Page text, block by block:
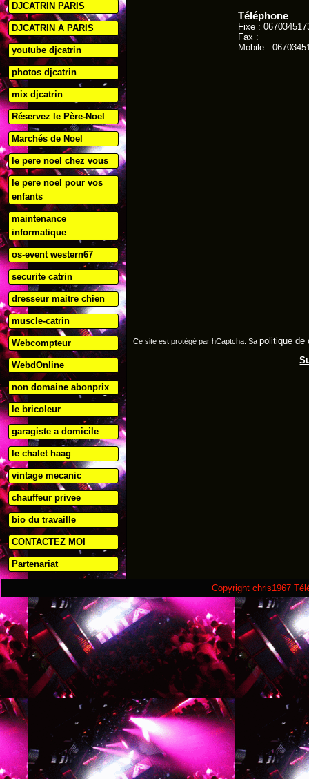
DJCATRIN PARIS
DJCATRIN A PARIS
youtube djcatrin
photos djcatrin
mix djcatrin
Réservez le Père-Noel
Marchés de Noel
le pere noel chez vous
le pere noel pour vos
enfants
maintenance
informatique
os-event western67
securite catrin
dresseur maitre chien
muscle-catrin
Webcompteur
WebdOnline
non domaine abonprix
le bricoleur
garagiste a domicile
le chalet haag
vintage mecanic
chauffeur privee
bio du travaille
CONTACTEZ MOI
Partenariat
Téléphone
Fixe :
Fax :
Mobile :
Ce site est protégé par hCaptcha. Sapolitique de
Copyright chris1967